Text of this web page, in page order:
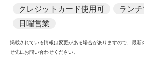
クレジットカード使用可
ラン
日曜営業
掲載されている情報は変更がある場合がありますので、 最新
せ先にお問い合わせください。